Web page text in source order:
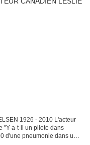
1926 - 2010 L'acteur
"Y a-t-il un pilote dans
d'une pneumonie dans un